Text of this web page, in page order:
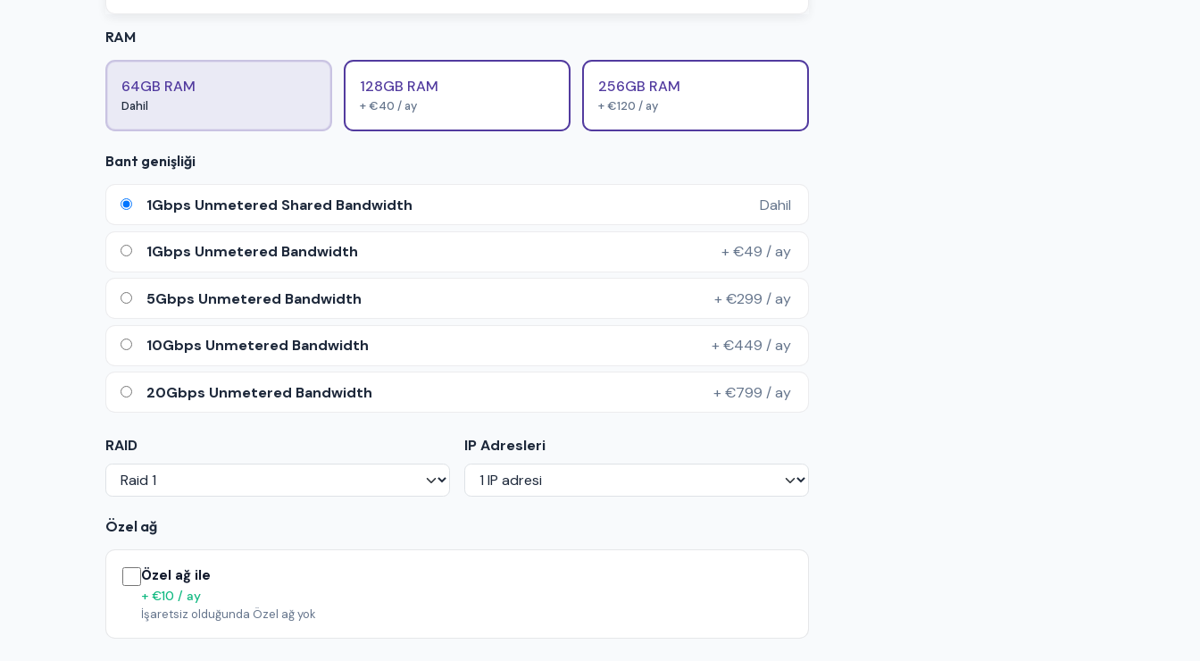
RAM
64GB RAM
Dahil
128GB RAM
+ €40 / ay
256GB RAM
+ €120 / ay
Bant genişliği
1Gbps Unmetered Shared Bandwidth Dahil
1Gbps Unmetered Bandwidth + €49 / ay
5Gbps Unmetered Bandwidth + €299 / ay
10Gbps Unmetered Bandwidth + €449 / ay
20Gbps Unmetered Bandwidth + €799 / ay
RAID IP Adresleri
Özel ağ
Özel ağ ile
+ €10 / ay
İşaretsiz olduğunda Özel ağ yok